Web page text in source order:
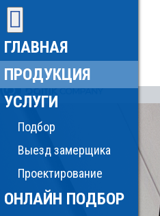
ГЛАВНАЯ
ПРОДУКЦИЯ
УСЛУГИ
Подбор
Выезд замерщика
Проектирование
ОНЛАЙН ПОДБОР